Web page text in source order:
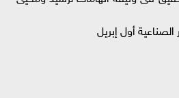
أول إبريل